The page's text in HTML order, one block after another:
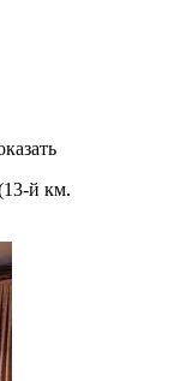
й км.